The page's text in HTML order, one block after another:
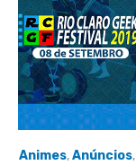
Animes,Anúncios,